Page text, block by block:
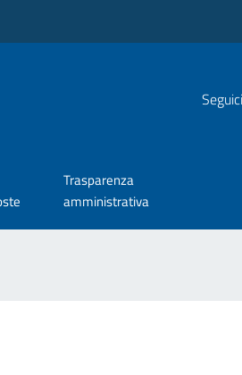
Trasparenza
amministrativa